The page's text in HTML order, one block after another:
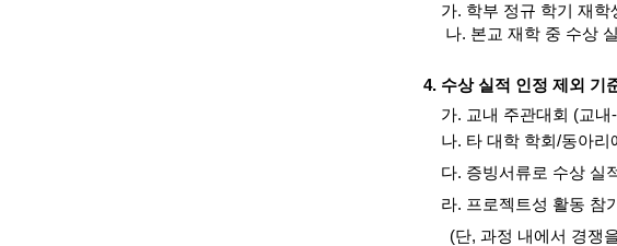
가. 학부 정규 학기 재학
나. 본교 재학 중 수상
4. 수상 실적 인정 제외 기
가. 교내 주관대회 (교내
나. 타 대학 학회/동아리
다. 증빙서류로 수상 실
라. 프로젝트성 활동 참
(단, 과정 내에서 경쟁을